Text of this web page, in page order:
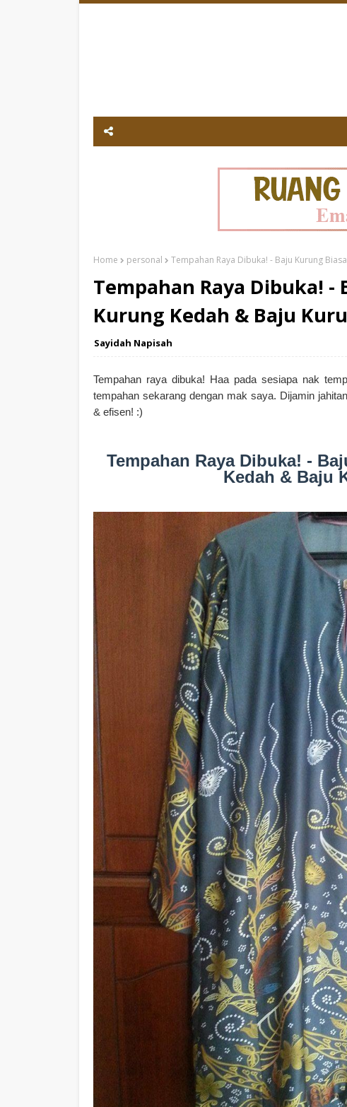
Home personal Tempahan Raya Dibuka! - Baju Kurung
Tempahan Raya Dibuka! -
Kurung Kedah & Baju
Sayidah Napisah
Tempahan raya dibuka! Haa pada sesiapa nak
tempahan sekarang dengan mak saya. Dijamin
& efisen! :)
Tempahan Raya Dibuka! -
Kedah & Baju